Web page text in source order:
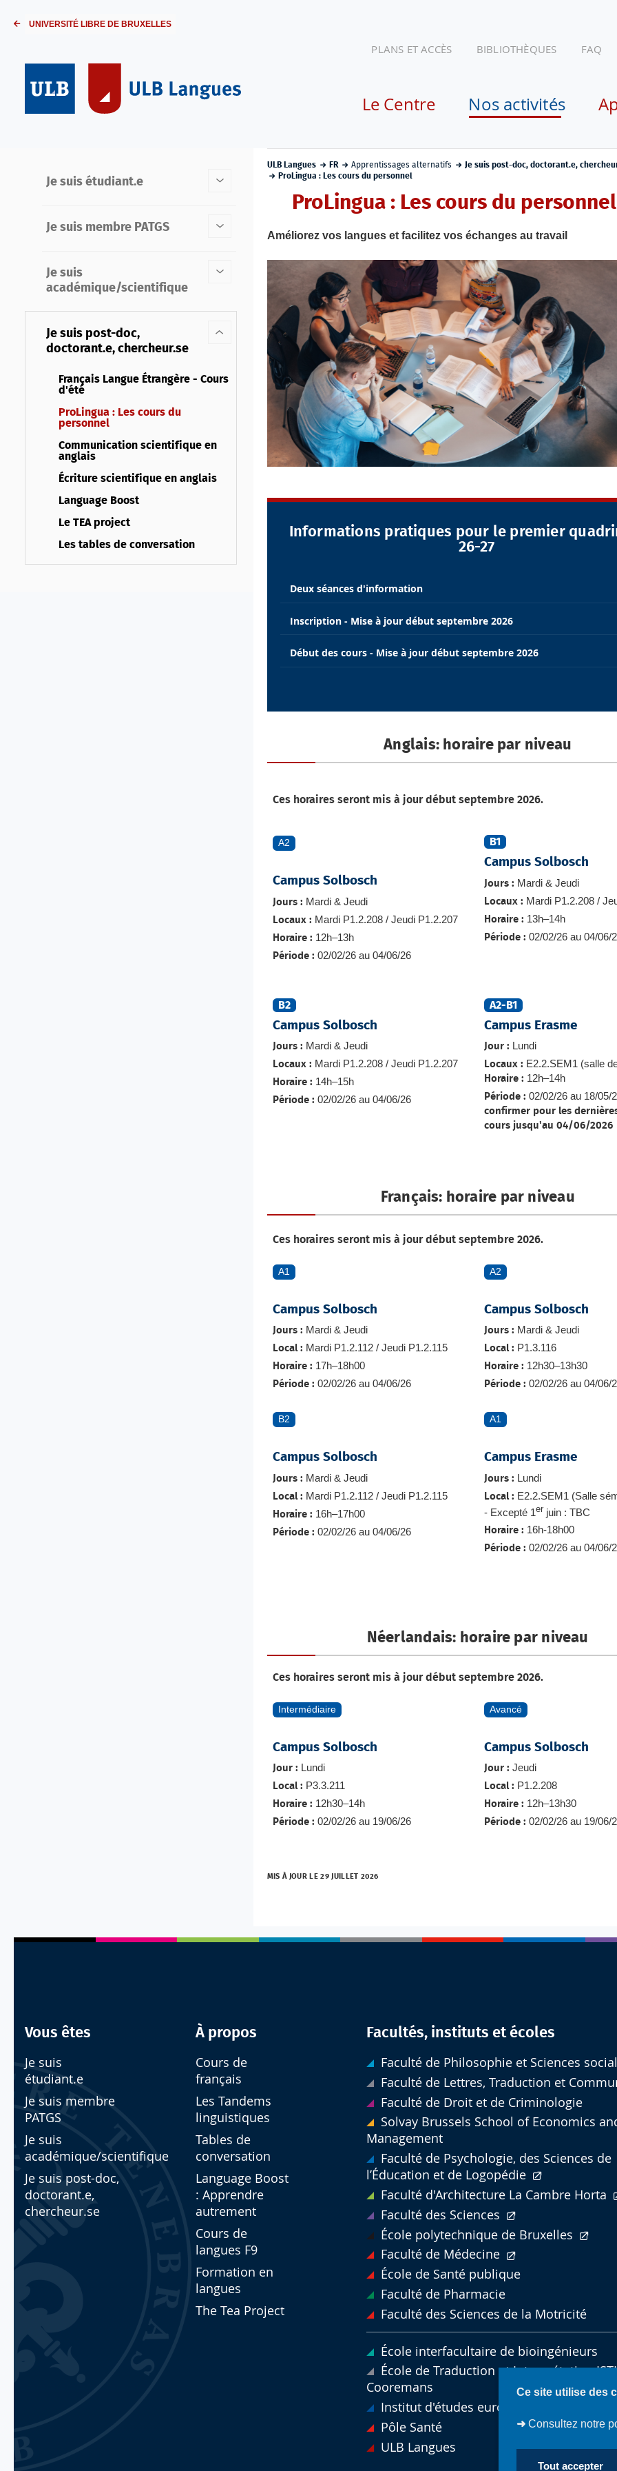
Ce site utilise des
➜ Consultez notre
Tout accepter
UNIVERSITÉ LIBRE DE BRUXELLES
PLANS ET ACCÈS BIBLIOTHÈQUES FAQ
Le Centre Nos activités
Je suis étudiant.e
Je suis membre PATGS
Je suis
académique/scientifique
Je suis post-doc,
doctorant.e, chercheur.se
Français Langue Étrangère - Cours
d'été
ProLingua : Les cours du
personnel
Communication scientifique en
anglais
Écriture scientifique en anglais
Language Boost
Le TEA project
Les tables de conversation
ULB Langues FR Apprentissages alternatifs
Je suis post-doc, doctorant.e,
ProLingua : Les cours du personnel
ProLingua : Les cours du personnel
Améliorez vos langues et facilitez vos échanges au travail
Informations pratiques pour le premier
26-27
Deux séances d'information
Inscription - Mise à jour début septembre 2026
Début des cours - Mise à jour début septembre 2026
Anglais: horaire par niveau
Ces horaires seront mis à jour début septembre 2026.
A2
Campus Solbosch
Jours : Mardi & Jeudi
Locaux : Mardi P1.2.208 / Jeudi P1.2.207
Horaire : 12h–13h
Période : 02/02/26 au 04/06/26
B1
Campus Solbosch
Jours : Mardi & Jeudi
Locaux : Mardi P1.2.208 /
Horaire : 13h–14h
Période : 02/02/26 au 04/06/
B2
Campus Solbosch
Jours : Mardi & Jeudi
Locaux : Mardi P1.2.208 / Jeudi P1.2.207
Horaire : 14h–15h
Période : 02/02/26 au 04/06/26
A2-B1
Campus Erasme
Jour : Lundi
Locaux : E2.2.SEM1 (salle
Horaire : 12h–14h
Période : 02/02/26 au 18/05/
confirmer pour les
cours jusqu'au 04/06/2026
Français: horaire par niveau
Ces horaires seront mis à jour début septembre 2026.
A1
Campus Solbosch
Jours : Mardi & Jeudi
Local : Mardi P1.2.112 / Jeudi P1.2.115
Horaire : 17h–18h00
Période : 02/02/26 au 04/06/26
A2
Campus Solbosch
Jours : Mardi & Jeudi
Local : P1.3.116
Horaire : 12h30–13h30
Période : 02/02/26 au 04/06/
B2
Campus Solbosch
Jours : Mardi & Jeudi
Local : Mardi P1.2.112 / Jeudi P1.2.115
Horaire : 16h–17h00
Période : 02/02/26 au 04/06/26
A1
Campus Erasme
Jours : Lundi
Local : E2.2.SEM1 (Salle
- Excepté 1er juin : TBC
Horaire : 16h-18h00
Période : 02/02/26 au 04/06/
Néerlandais: horaire par niveau
Ces horaires seront mis à jour début septembre 2026.
Intermédiaire
Campus Solbosch
Jour : Lundi
Local : P3.3.211
Horaire : 12h30–14h
Période : 02/02/26 au 19/06/26
Avancé
Campus Solbosch
Jour : Jeudi
Local : P1.2.208
Horaire : 12h–13h30
Période : 02/02/26 au 19/06/
MIS À JOUR LE 29 JUILLET 2026
Vous êtes
Je suis
étudiant.e
Je suis membre
PATGS
Je suis
académique/scientifique
Je suis post-doc,
doctorant.e,
chercheur.se
À propos
Cours de
français
Les Tandems
linguistiques
Tables de
conversation
Language Boost
: Apprendre
autrement
Cours de
langues F9
Formation en
langues
The Tea Project
Facultés, instituts et écoles
Faculté de Philosophie et Sciences
Faculté de Lettres, Traduction et
Faculté de Droit et de Criminologie
Solvay Brussels School of Economics
Management
Faculté de Psychologie, des Sciences de
l’Éducation et de Logopédie
Faculté d'Architecture La Cambre Horta
Faculté des Sciences
École polytechnique de Bruxelles
Faculté de Médecine
École de Santé publique
Faculté de Pharmacie
Faculté des Sciences de la Motricité
École interfacultaire de bioingénieurs
École de Traduction et Interprétation
Cooremans
Institut d'études européennes
Pôle Santé
ULB Langues